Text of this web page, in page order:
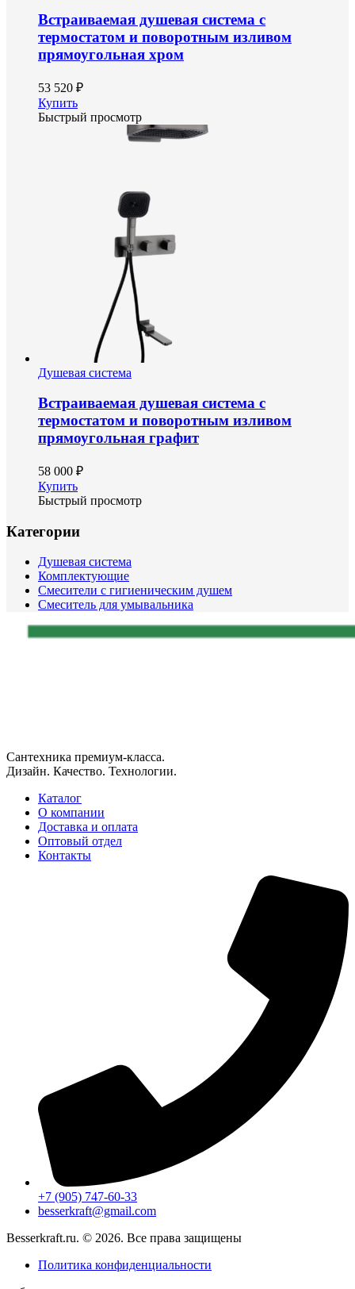
Встраиваемая душевая система с
термостатом и поворотным изливом
прямоугольная хром
53 520 ₽
Купить
Быстрый просмотр
Душевая система
Встраиваемая душевая система с
термостатом и поворотным изливом
прямоугольная графит
58 000 ₽
Купить
Быстрый просмотр
Категории
Душевая система
Комплектующие
Смесители с гигиеническим душем
Смеситель для умывальника
Сантехника премиум-класса.
Дизайн. Качество. Технологии.
Каталог
О компании
Доставка и оплата
Оптовый отдел
Контакты
+7 (905) 747-60-33
besserkraft@gmail.com
Besserkraft.ru. © 2026. Все права защищены
Политика конфиденциальности